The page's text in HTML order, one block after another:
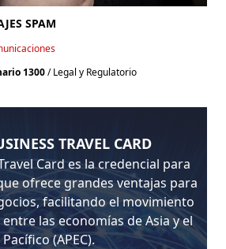
SPAM
1300/ Legal y Regulatorio
TRAVEL CARD
Card es la credencial para
ofrece grandes ventajas para
facilitando el movimiento
las economías de Asia y el
Pacífico (APEC).